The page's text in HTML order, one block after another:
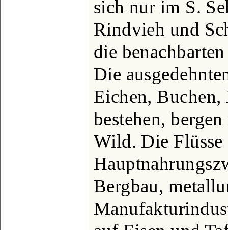
sich nur im S.
Rindvieh und
die
Die
Eichen, Buchen,
bestehen,
Wild. Die
Bergbau,